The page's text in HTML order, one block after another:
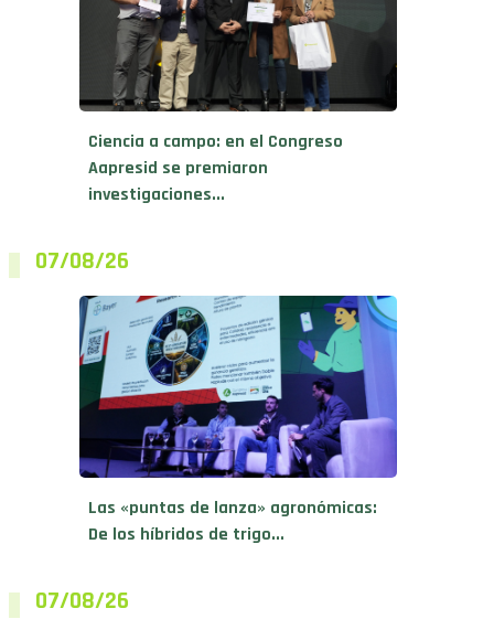
Ciencia a campo: en el Congreso
Aapresid se premiaron
investigaciones...
07/08/26
Las «puntas de lanza» agronómicas:
De los híbridos de trigo...
07/08/26